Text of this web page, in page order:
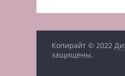
Копирайт © 2022
защищены.